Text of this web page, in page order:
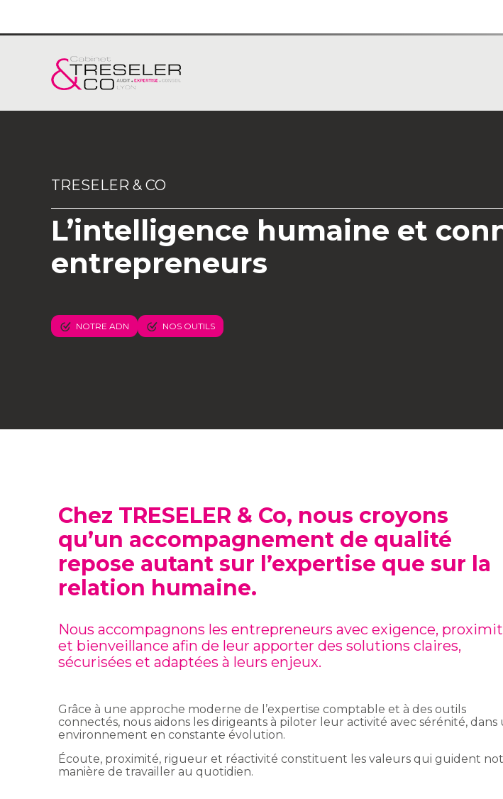
au
TRESELER & CO
L’intelligence humaine et
entrepreneurs
NOTRE ADN NOS OUTILS
Chez TRESELER & Co, nous croyons
qu’un accompagnement de qualité
repose autant sur l’expertise que sur la
relation humaine.
Nous accompagnons les entrepreneurs avec exigence,
et bienveillance afin de leur apporter des solutions claires,
sécurisées et adaptées à leurs enjeux.
Grâce à une approche moderne de l’expertise comptable et à des outils
connectés, nous aidons les dirigeants à piloter leur activité avec sérénité, dans
environnement en constante évolution.
Écoute, proximité, rigueur et réactivité constituent les valeurs qui guident
manière de travailler au quotidien.